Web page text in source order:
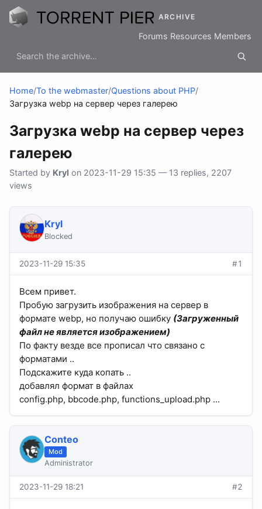
ARCHIVE
Forums Resources Members
Home/To the webmaster/Questions about PHP/
Загрузка webp на сервер через галерею
Загрузка webp на сервер через
галерею
Started by Kryl on 2023-11-29 15:35 — 13 replies, 2207
views
Kryl
Blocked
2023-11-29 15:35 #1
Всем привет.
Пробую загрузить изображения на сервер в
формате webp, но получаю ошибку (Загруженный
файл не является изображением)
По факту везде все прописал что связано с
форматами ..
Подскажите куда копать ..
добавлял формат в файлах
config.php, bbcode.php, functions_upload.php ...
Conteo
Mod
Administrator
2023-11-29 18:21 #2